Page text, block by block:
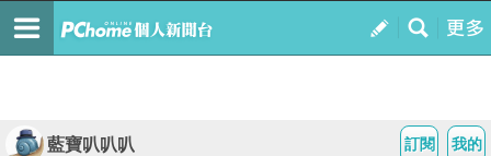
我的
訂閱
藍寶叭叭叭